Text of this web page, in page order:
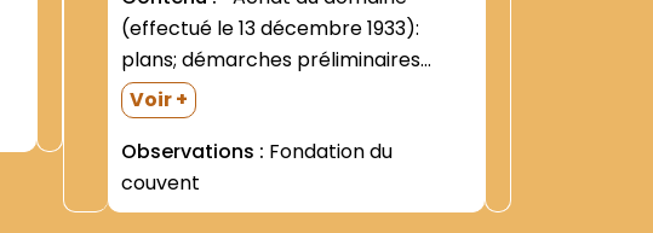
(effectué le 13 décembre 1933):
plans; démarches préliminaires
(juillet - septembre 1933) -
Autorisations officielles: =De l
Evêque de Versailles (29 décembre
1933) =De la Congrégation romaine
des Religieux (29 janvier 1934-
Voir +
Observations : Fondation du
couvent